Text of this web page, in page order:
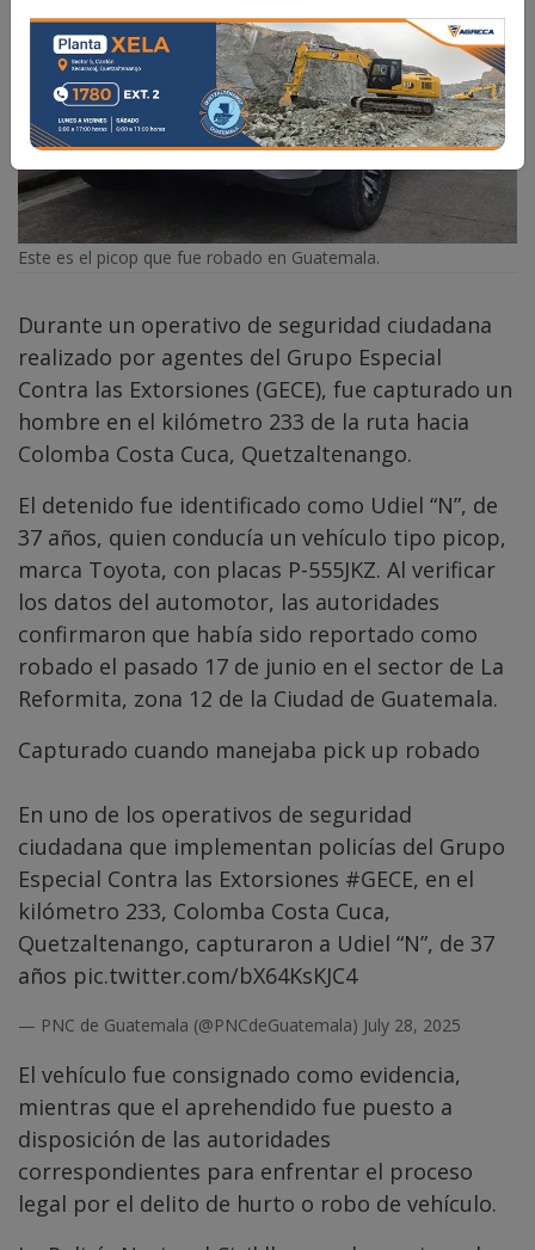
Este es el picop que fue robado en Guatemala.
Durante un operativo de seguridad ciudadana
realizado por agentes del Grupo Especial
Contra las Extorsiones (GECE), fue capturado un
hombre en el kilómetro 233 de la ruta hacia
Colomba Costa Cuca, Quetzaltenango.
El detenido fue identificado como Udiel “N”, de
37 años, quien conducía un vehículo tipo picop,
marca Toyota, con placas P-555JKZ. Al verificar
los datos del automotor, las autoridades
confirmaron que había sido reportado como
robado el pasado 17 de junio en el sector de La
Reformita, zona 12 de la Ciudad de Guatemala.
Capturado cuando manejaba pick up robado
En uno de los operativos de seguridad
ciudadana que implementan policías del Grupo
Especial Contra las Extorsiones #GECE, en el
kilómetro 233, Colomba Costa Cuca,
Quetzaltenango, capturaron a Udiel “N”, de 37
años pic.twitter.com/bX64KsKJC4
— PNC de Guatemala (@PNCdeGuatemala) July 28, 2025
El vehículo fue consignado como evidencia,
mientras que el aprehendido fue puesto a
disposición de las autoridades
correspondientes para enfrentar el proceso
legal por el delito de hurto o robo de vehículo.